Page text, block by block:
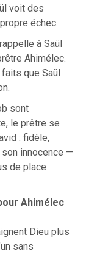
voit des
échec.
à Saül
Ahimélec.
faits que Saül
sont
le prêtre se
: fidèle,
innocence —
de place
Ahimélec
Dieu plus
sans